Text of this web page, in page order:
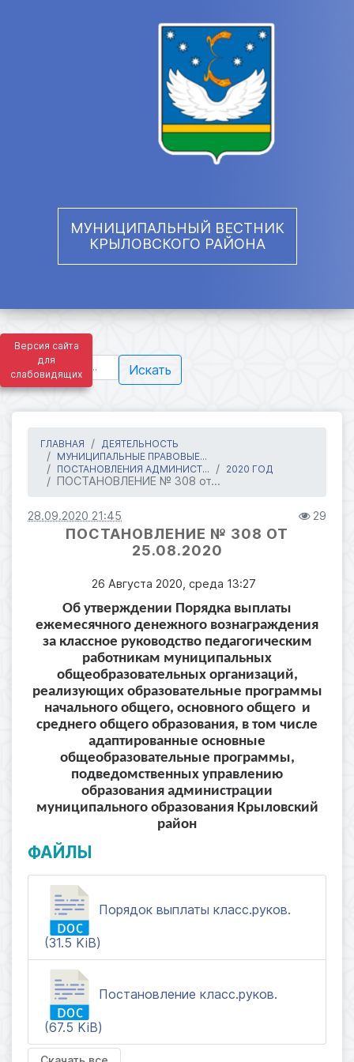
Версия сайта
для
слабовидящих
МУНИЦИПАЛЬНЫЙ ВЕСТНИК
КРЫЛОВСКОГО РАЙОНА
Искать
ГЛАВНАЯ
ДЕЯТЕЛЬНОСТЬ
МУНИЦИПАЛЬНЫЕ ПРАВОВЫЕ...
ПОСТАНОВЛЕНИЯ АДМИНИСТ...
2020 ГОД
ПОСТАНОВЛЕНИЕ № 308 от...
28.09.2020 21:45 29
ПОСТАНОВЛЕНИЕ № 308 ОТ
25.08.2020
26 Августа 2020, среда 13:27
Об утверждении Порядка выплаты
ежемесячного денежного вознаграждения
за классное руководство педагогическим
работникам муниципальных
общеобразовательных организаций,
реализующих образовательные программы
начального общего, основного общего и
среднего общего образования, в том числе
адаптированные основные
общеобразовательные программы,
подведомственных управлению
образования администрации
муниципального образования Крыловский
район
ФАЙЛЫ
Порядок выплаты класс.руков.
(31.5 KiB)
Постановление класс.руков.
(67.5 KiB)